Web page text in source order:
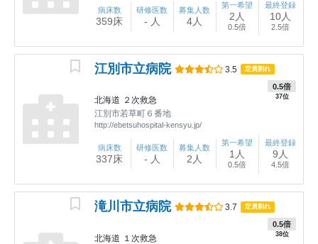
病床数
359床
研修医数
- 人
募集人数
4人
第一希望
2人
0.5倍
最終登録
10人
2.5倍
江別市立病院 3.5 定員割れ
0.5倍
37位
北海道 ２次救急
江別市若草町６番地
http://ebetsuhospital-kensyu.jp/
病床数
337床
研修医数
- 人
募集人数
2人
第一希望
1人
0.5倍
最終登録
9人
4.5倍
滝川市立病院 3.7 定員割れ
0.5倍
38位
北海道 １次救急